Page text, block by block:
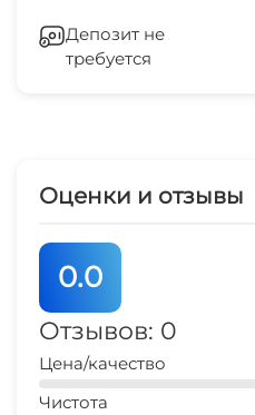
Бассейн под
Зеленый двор
Депозит не
требуется
Оценки и отзывы
0.0
Отзывов: 0
Цена/качество
Чистота